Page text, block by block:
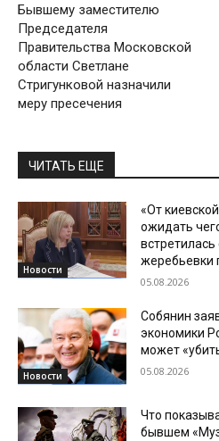
Бывшему заместителю
Председателя
Правительства Московской
области Светлане
Стригунковой назначили
меру пресечения
ЧИТАТЬ ЕЩЕ
Новости
«От
ожидать
жеребьевки
05.08.2026
Новости
Собянин
экономики
может
05.08.2026
Что
бывшем